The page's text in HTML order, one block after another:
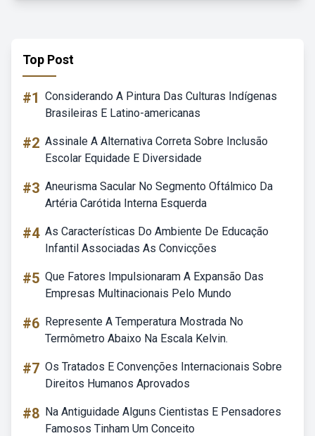
Top Post
#1 Considerando A Pintura Das Culturas Indígenas
Brasileiras E Latino-americanas
#2 Assinale A Alternativa Correta Sobre Inclusão
Escolar Equidade E Diversidade
#3 Aneurisma Sacular No Segmento Oftálmico Da
Artéria Carótida Interna Esquerda
#4 As Características Do Ambiente De Educação
Infantil Associadas As Convicções
#5 Que Fatores Impulsionaram A Expansão Das
Empresas Multinacionais Pelo Mundo
#6 Represente A Temperatura Mostrada No
Termômetro Abaixo Na Escala Kelvin.
#7 Os Tratados E Convenções Internacionais Sobre
Direitos Humanos Aprovados
#8 Na Antiguidade Alguns Cientistas E Pensadores
Famosos Tinham Um Conceito